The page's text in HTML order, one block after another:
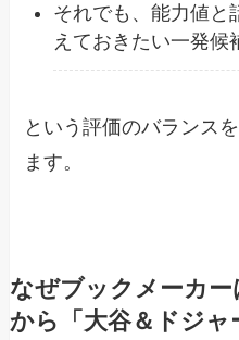
それでも、能力値と
えておきたい一発候
という評価のバランス
ます。
なぜブックメーカ
から「大谷＆ドジャ